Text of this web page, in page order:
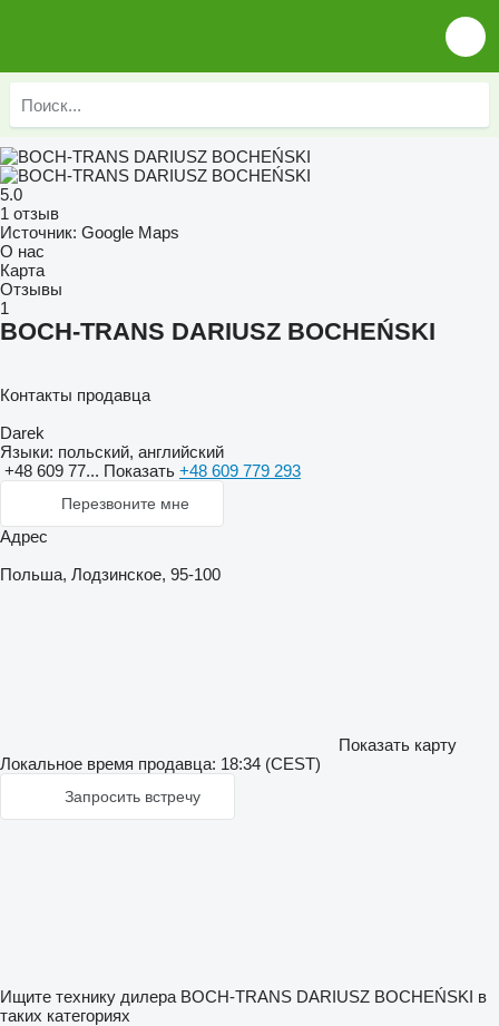
5.0
1 отзыв
Источник: Google Maps
О нас
Карта
Отзывы
1
BOCH-TRANS DARIUSZ BOCHEŃSKI
Контакты продавца
Darek
Языки: польский, английский
+48 609 77... Показать +48 609 779 293
Перезвоните мне
Адрес
Польша, Лодзинское, 95-100
Показать карту
Локальное время продавца: 18:34 (CEST)
Запросить встречу
Ищите технику дилера BOCH-TRANS DARIUSZ BOCHEŃSKI в
таких категориях